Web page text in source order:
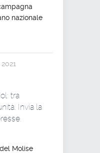
nazionale
tra
Invia la
Molise